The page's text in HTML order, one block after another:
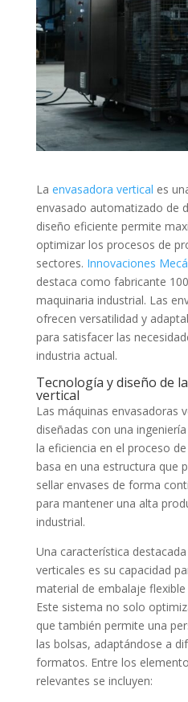
La envasadora vertical es
envasado automatizado de
diseño eficiente permite
optimizar los procesos de
sectores. Innovaciones
destaca como fabricante
maquinaria industrial. Las
ofrecen versatilidad y
para satisfacer las
industria actual.
Tecnología y diseño de
vertical
Las máquinas envasadoras
diseñadas con una
la eficiencia en el proceso
basa en una estructura que
sellar envases de forma
para mantener una alta
industrial.
Una característica
verticales es su capacidad
material de embalaje
Este sistema no solo
que también permite una
las bolsas, adaptándose a
formatos. Entre los
relevantes se incluyen: